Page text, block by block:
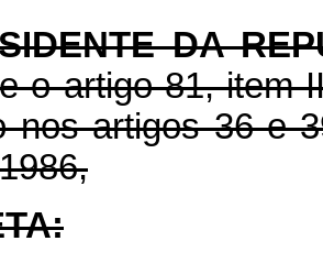
DA
o artigo 81, item
nos artigos 36 e